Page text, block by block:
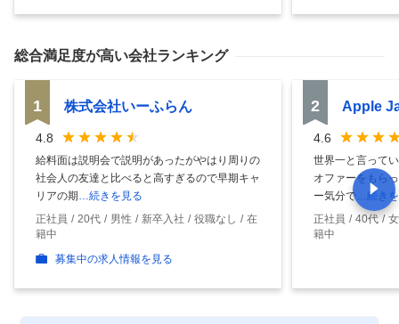
総合満足度が高い会社ランキング
1 株式会社いーふらん
4.8
給料面は説明会で説明があったがやはり周りの
社会人の友達と比べると高すぎるので早期キャ
リアの期…続きを見る
正社員
20代 男性 新卒入社 役職なし
在
籍中
募集中の求人情報を見る
2 Apple
4.6
世界一と言って
オファーをもら
ー気分で…続き
正社員
40代
籍中